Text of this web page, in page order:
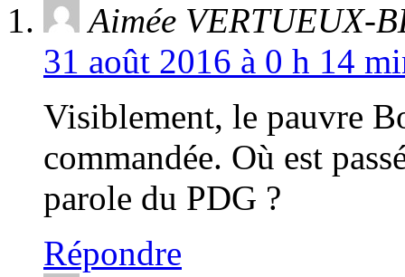
Aimée VERTUEUX-
31 août 2016 à 0 h 14
Visiblement, le pauvre
commandée. Où est
parole du PDG ?
Répondre